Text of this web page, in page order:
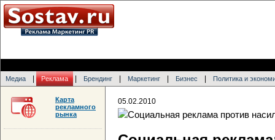
Медиа Реклама Брендинг Маркетинг Бизнес Политика и
05.02.2010
Карта
рекламного
рынка